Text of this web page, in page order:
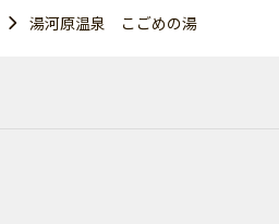
湯河原温泉 こごめの湯